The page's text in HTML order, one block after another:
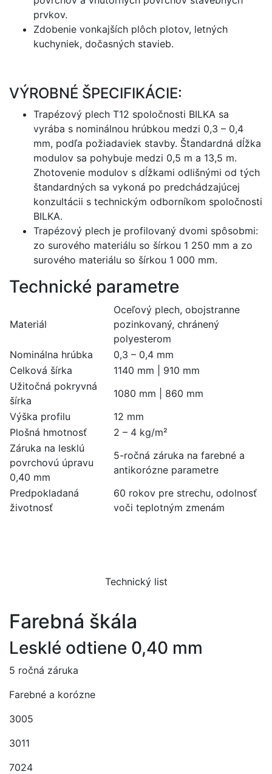
prvkov.
Zdobenie vonkajších plôch plotov, letných
kuchyniek, dočasných stavieb.
VÝROBNÉ ŠPECIFIKÁCIE:
Trapézový plech T12 spoločnosti BILKA sa
vyrába s nominálnou hrúbkou medzi 0,3 – 0,4
mm, podľa požiadaviek stavby. Štandardná dĺžka
modulov sa pohybuje medzi 0,5 m a 13,5 m.
Zhotovenie modulov s dĺžkami odlišnými od tých
štandardných sa vykoná po predchádzajúcej
konzultácii s technickým odborníkom spoločnosti
BILKA.
Trapézový plech je profilovaný dvomi spôsobmi:
zo surového materiálu so šírkou 1 250 mm a zo
surového materiálu so šírkou 1 000 mm.
Technické parametre
Materiál
Oceľový plech, obojstranne
pozinkovaný, chránený
polyesterom
Nominálna hrúbka
0,3 – 0,4 mm
Celková šírka
1140 mm | 910 mm
Užitočná pokryvná
šírka
1080 mm | 860 mm
Výška profilu
12 mm
Plošná hmotnosť
2 – 4 kg/m²
Záruka na lesklú
povrchovú úpravu
0,40 mm
5-ročná záruka na farebné a
antikorózne parametre
Predpokladaná
životnosť
60 rokov pre strechu, odolnosť
voči teplotným zmenám
Technický list
Farebná škála
Lesklé odtiene 0,40 mm
5 ročná záruka
Farebné a korózne
3005
3011
7024